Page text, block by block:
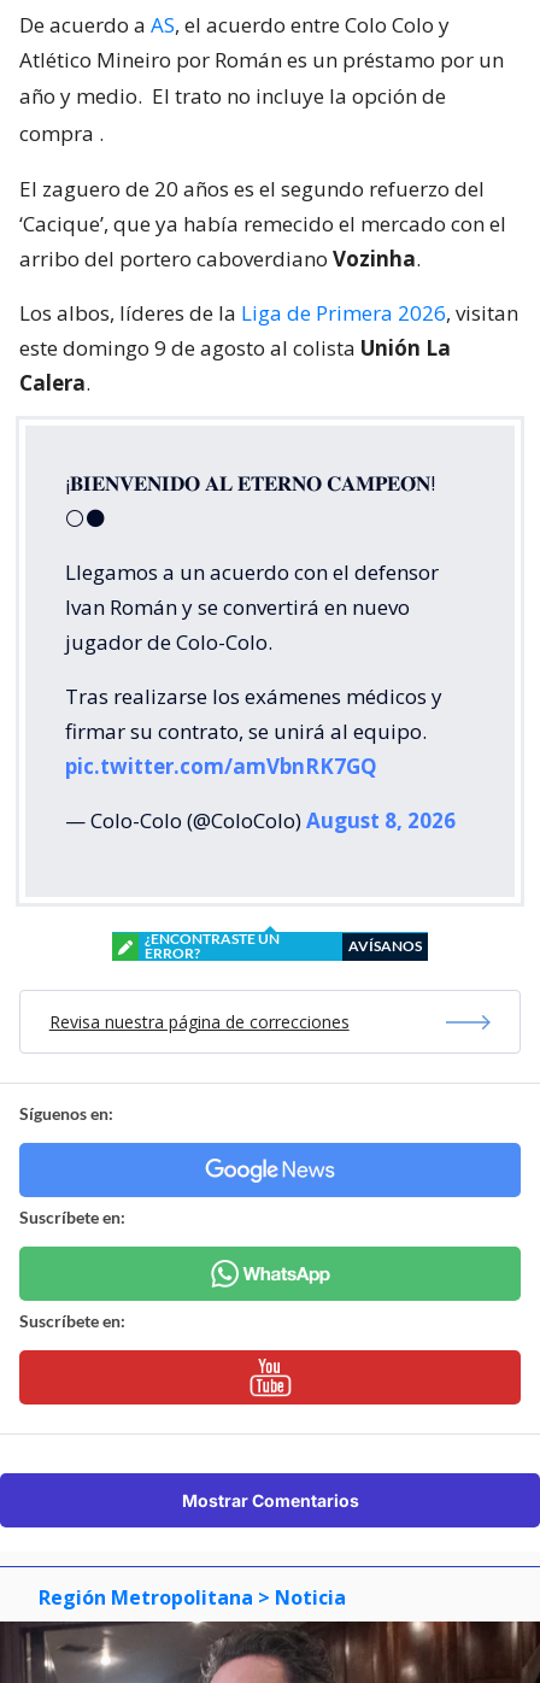
De acuerdo a AS, el acuerdo entre Colo Colo y
Atlético Mineiro por Román es un préstamo por un
año y medio. El trato no incluye la opción de
compra .
El zaguero de 20 años es el segundo refuerzo del
‘Cacique’, que ya había remecido el mercado con el
arribo del portero caboverdiano Vozinha.
Los albos, líderes de la Liga de Primera 2026, visitan
este domingo 9 de agosto al colista Unión La
Calera.
¡𝐁𝐈𝐄𝐍𝐕𝐄𝐍𝐈𝐃𝐎 𝐀𝐋 𝐄𝐓𝐄𝐑𝐍𝐎 𝐂𝐀𝐌𝐏𝐄𝐎́𝐍!
⚪⚫
Llegamos a un acuerdo con el defensor
Ivan Román y se convertirá en nuevo
jugador de Colo-Colo.
Tras realizarse los exámenes médicos y
firmar su contrato, se unirá al equipo.
pic.twitter.com/amVbnRK7GQ
— Colo-Colo (@ColoColo)August 8, 2026
¿ENCONTRASTE UN
ERROR?
AVÍSANOS
Revisa nuestra página de correcciones
Síguenos en:
Suscríbete en:
Suscríbete en:
Mostrar Comentarios
Región Metropolitana > Noticia